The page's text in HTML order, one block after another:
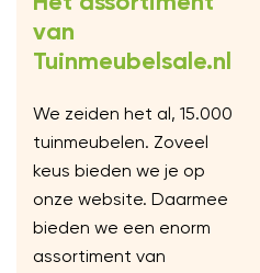
van
Tuinmeubelsale.nl
We zeiden het al, 15.000
tuinmeubelen. Zoveel
keus bieden we je op
onze website. Daarmee
bieden we een enorm
assortiment van